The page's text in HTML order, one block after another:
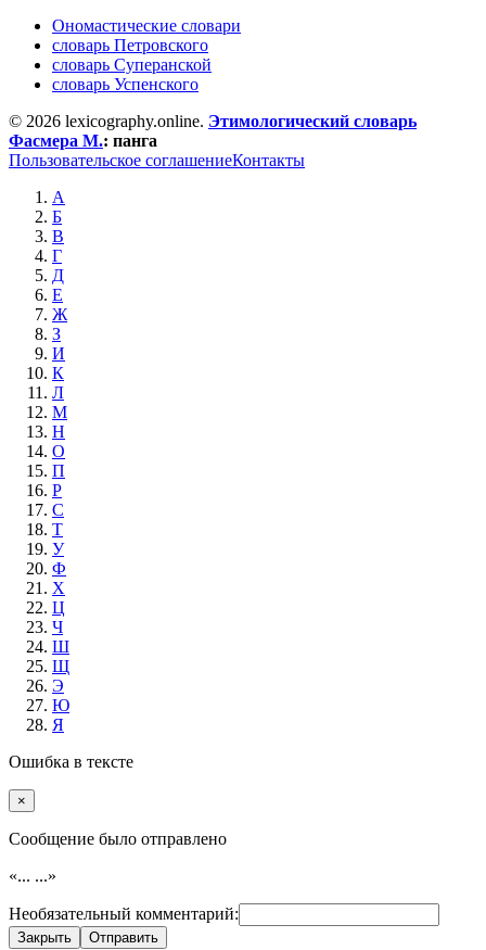
Ономастические словари
словарь Петровского
словарь Суперанской
словарь Успенского
© 2026 lexicography.online. Этимологический словарь
Фасмера М.: панга
Пользовательское соглашениеКонтакты
А
Б
В
Г
Д
Е
Ж
З
И
К
Л
М
Н
О
П
Р
С
Т
У
Ф
Х
Ц
Ч
Ш
Щ
Э
Ю
Я
Ошибка в тексте
×
Cообщение было отправлено
«... ...»
Необязательный комментарий:
Закрыть Отправить